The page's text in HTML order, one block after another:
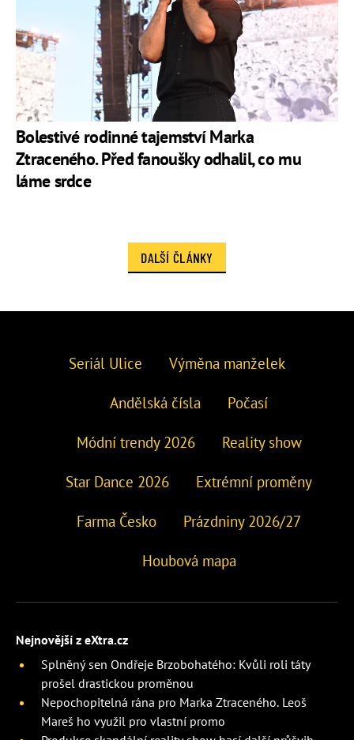
Bolestivé rodinné tajemství Marka
Ztraceného. Před fanoušky odhalil, co mu
láme srdce
DALŠÍ ČLÁNKY
Seriál Ulice Výměna manželek
Andělská čísla Počasí
Módní trendy 2026 Reality show
Star Dance 2026 Extrémní proměny
Farma Česko Prázdniny 2026/27
Houbová mapa
Nejnovější z eXtra.cz
Splněný sen Ondřeje Brzobohatého: Kvůli roli táty
prošel drastickou proměnou
Nepochopitelná rána pro Marka Ztraceného. Leoš
Mareš ho využil pro vlastní promo